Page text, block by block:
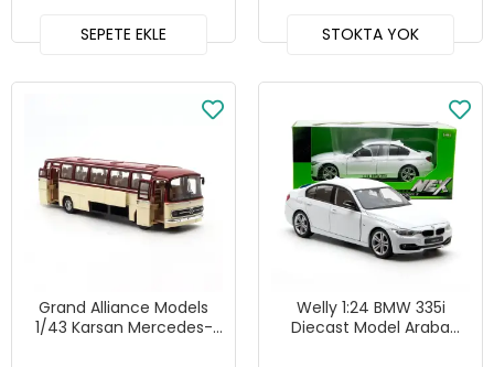
SEPETE EKLE
STOKTA YOK
Grand Alliance Models
1/43 Karsan Mercedes-
Welly 1:24 BMW 335i
Diecast Model Araba